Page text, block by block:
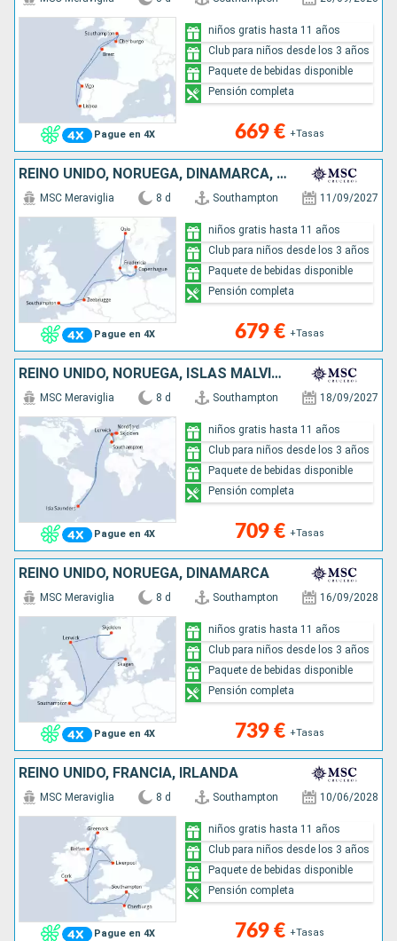
Pague en 4X 669 € +Tasas
niños gratis hasta 11 años
Club para niños desde los 3 años
Paquete de bebidas disponible
Pensión completa
REINO UNIDO, NORUEGA, DINAMARCA, BÉLGICA
Pague en 4X
MSC Meraviglia 8 d Southampton 11/09/2027
679 € +Tasas
niños gratis hasta 11 años
Club para niños desde los 3 años
Paquete de bebidas disponible
Pensión completa
REINO UNIDO, NORUEGA, ISLAS MALVINAS
Pague en 4X
MSC Meraviglia 8 d Southampton 18/09/2027
709 € +Tasas
niños gratis hasta 11 años
Club para niños desde los 3 años
Paquete de bebidas disponible
Pensión completa
REINO UNIDO, NORUEGA, DINAMARCA
Pague en 4X
MSC Meraviglia 8 d Southampton 16/09/2028
739 € +Tasas
niños gratis hasta 11 años
Club para niños desde los 3 años
Paquete de bebidas disponible
Pensión completa
REINO UNIDO, FRANCIA, IRLANDA
Pague en 4X
MSC Meraviglia 8 d Southampton 10/06/2028
769 € +Tasas
niños gratis hasta 11 años
Club para niños desde los 3 años
Paquete de bebidas disponible
Pensión completa